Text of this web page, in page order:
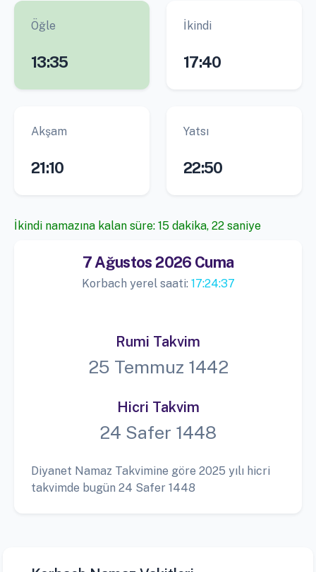
Öğle
13:35
İkindi
17:40
Akşam
21:10
Yatsı
22:50
İkindi namazına kalan süre: 15 dakika, 21 saniye
7 Ağustos 2026 Cuma
Korbach yerel saati: 17:24:38
Rumi Takvim
25 Temmuz 1442
Hicri Takvim
24 Safer 1448
Diyanet Namaz Takvimine göre 2025 yılı hicri
takvimde bugün 24 Safer 1448